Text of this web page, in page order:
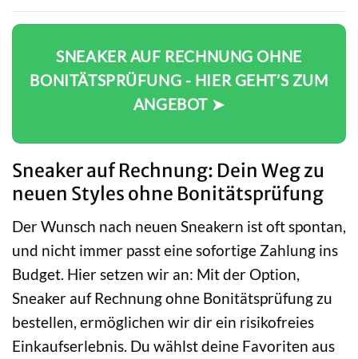
SNEAKER AUF RECHNUNG OHNE
BONITÄTSPRÜFUNG - HIER GEHT’S ZUM
ANGEBOT ➤
Sneaker auf Rechnung: Dein Weg zu
neuen Styles ohne Bonitätsprüfung
Der Wunsch nach neuen Sneakern ist oft spontan,
und nicht immer passt eine sofortige Zahlung ins
Budget. Hier setzen wir an: Mit der Option,
Sneaker auf Rechnung ohne Bonitätsprüfung zu
bestellen, ermöglichen wir dir ein risikofreies
Einkaufserlebnis. Du wählst deine Favoriten aus